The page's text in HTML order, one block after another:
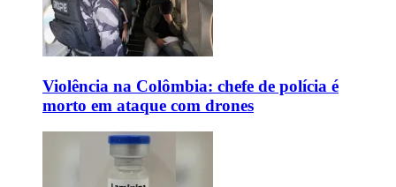
Violência na Colômbia: chefe de polícia é
morto em ataque com drones